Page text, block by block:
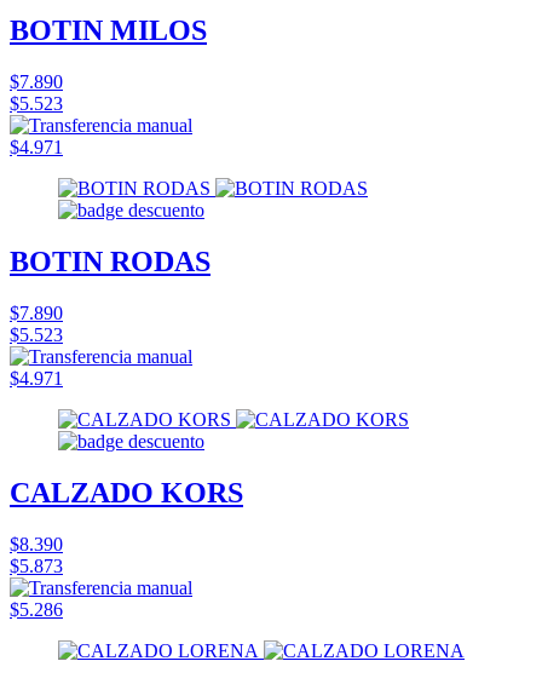
BOTIN MILOS
$7.890
$5.523
$4.971
BOTIN RODAS
$7.890
$5.523
$4.971
CALZADO KORS
$8.390
$5.873
$5.286